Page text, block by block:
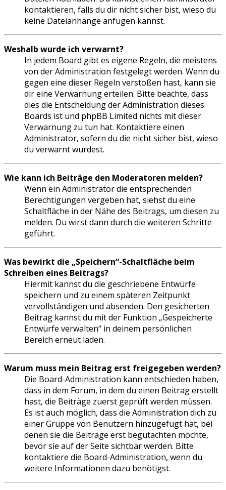
kontaktieren, falls du dir nicht sicher bist, wieso du
keine Dateianhänge anfügen kannst.
Weshalb wurde ich verwarnt?
In jedem Board gibt es eigene Regeln, die meistens
von der Administration festgelegt werden. Wenn du
gegen eine dieser Regeln verstoßen hast, kann sie
dir eine Verwarnung erteilen. Bitte beachte, dass
dies die Entscheidung der Administration dieses
Boards ist und phpBB Limited nichts mit dieser
Verwarnung zu tun hat. Kontaktiere einen
Administrator, sofern du die nicht sicher bist, wieso
du verwarnt wurdest.
Wie kann ich Beiträge den Moderatoren melden?
Wenn ein Administrator die entsprechenden
Berechtigungen vergeben hat, siehst du eine
Schaltfläche in der Nähe des Beitrags, um diesen zu
melden. Du wirst dann durch die weiteren Schritte
geführt.
Was bewirkt die „Speichern“-Schaltfläche beim
Schreiben eines Beitrags?
Hiermit kannst du die geschriebene Entwürfe
speichern und zu einem späteren Zeitpunkt
vervollständigen und absenden. Den gesicherten
Beitrag kannst du mit der Funktion „Gespeicherte
Entwürfe verwalten“ in deinem persönlichen
Bereich erneut laden.
Warum muss mein Beitrag erst freigegeben werden?
Die Board-Administration kann entschieden haben,
dass in dem Forum, in dem du einen Beitrag erstellt
hast, die Beiträge zuerst geprüft werden müssen.
Es ist auch möglich, dass die Administration dich zu
einer Gruppe von Benutzern hinzugefügt hat, bei
denen sie die Beiträge erst begutachten möchte,
bevor sie auf der Seite sichtbar werden. Bitte
kontaktiere die Board-Administration, wenn du
weitere Informationen dazu benötigst.